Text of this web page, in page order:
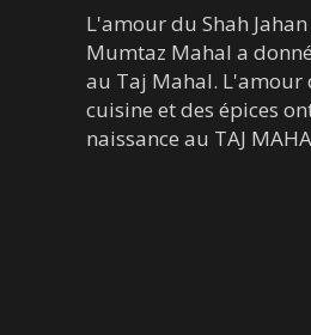
L'amour du Shah
Mumtaz Mahal a
au Taj Mahal. L'amour
cuisine et des épices
naissance au TAJ